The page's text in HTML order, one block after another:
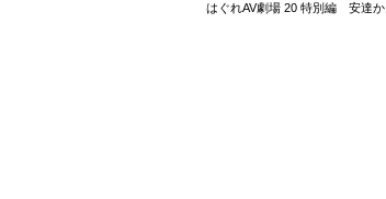
はぐれAV劇場 20 特別編 安達か